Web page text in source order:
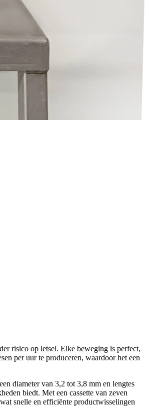
risico op letsel. Elke beweging is perfect,
per uur te produceren, waardoor het een
diameter van 3,2 tot 3,8 mm en lengtes
biedt. Met een cassette van zeven
snelle en efficiënte productwisselingen